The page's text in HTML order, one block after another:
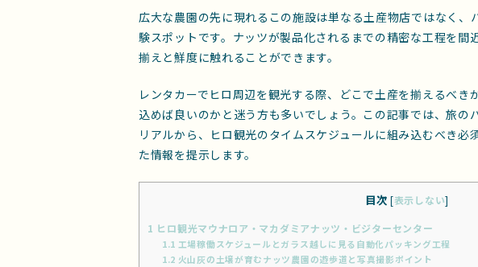
広大な農園の先に現れるこの施設は単なる土産物店ではなく、
験スポットです。ナッツが製品化されるまでの精密な工程を間
揃えと鮮度に触れることができます。
レンタカーでヒロ周辺を観光する際、どこで土産を揃えるべき
込めば良いのかと迷う方も多いでしょう。この記事では、旅の
リアルから、ヒロ観光のタイムスケジュールに組み込むべき必
た情報を提示します。
目次 [表示しない]
1 ヒロ観光マウナロア・マカダミアナッツ・ビジターセンター
1.1 工場稼働スケジュールとガラス越しに見る自動化パッキング工程
1.2 火山灰の土壌が育むナッツ農園の遊歩道と写真撮影ポイント